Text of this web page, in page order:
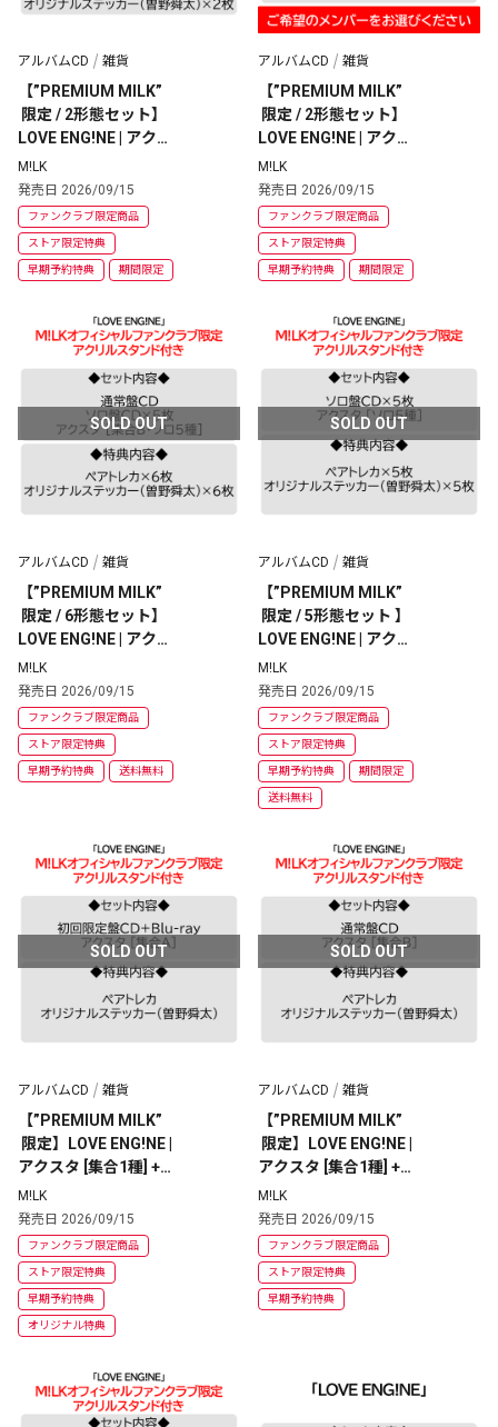
アルバムCD 雑貨
【”PREMIUM MILK”
限定 / 2形態セット】
LOVE ENG!NE | アクス
タ [集合2種] + CD [初
回・通常]
M!LK
発売日 2026/09/15
ファンクラブ限定商品
ストア限定特典
早期予約特典 期間限定
アルバムCD 雑貨
【”PREMIUM MILK”
限定 / 2形態セット】
LOVE ENG!NE | アクス
タ [集合1種・ソロ1種]
+ CD [初回・ソロ盤]
M!LK
発売日 2026/09/15
ファンクラブ限定商品
ストア限定特典
早期予約特典 期間限定
SOLD OUT
アルバムCD 雑貨
【”PREMIUM MILK”
限定 / 6形態セット】
LOVE ENG!NE | アクス
タ [集合1種・ソロ5種]
+ CD [通常・ソロ盤5
種]
M!LK
発売日 2026/09/15
ファンクラブ限定商品
ストア限定特典
早期予約特典 送料無料
SOLD OUT
アルバムCD 雑貨
【”PREMIUM MILK”
限定 / 5形態セット 】
LOVE ENG!NE | アクス
タ [ソロ5種] + CD [ソ
ロ盤]
M!LK
発売日 2026/09/15
ファンクラブ限定商品
ストア限定特典
早期予約特典 期間限定
送料無料
SOLD OUT
アルバムCD 雑貨
【”PREMIUM MILK”
限定】LOVE ENG!NE |
アクスタ [集合1種] +
M!LK
発売日 2026/09/15
ファンクラブ限定商品
ストア限定特典
早期予約特典
オリジナル特典
SOLD OUT
アルバムCD 雑貨
【”PREMIUM MILK”
限定】LOVE ENG!NE |
アクスタ [集合1種] +
CD [通常盤]
M!LK
発売日 2026/09/15
ファンクラブ限定商品
ストア限定特典
早期予約特典